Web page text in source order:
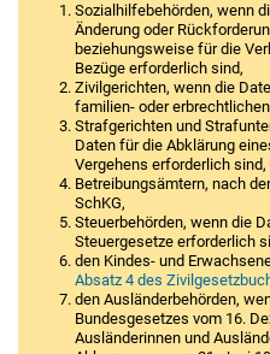
Sozialhilfebehörden, wenn
Änderung oder
beziehungsweise für die
Bezüge erforderlich sind,
Zivilgerichten, wenn die
familien- oder
Strafgerichten und
Daten für die Abklärung
Vergehens erforderlich sind,
Betreibungsämtern, nach
SchKG,
Steuerbehörden, wenn die
Steuergesetze erforderlich
den Kindes- und
Absatz 4 des
den Ausländerbehörden,
Bundesgesetzes vom 16.
Ausländerinnen und